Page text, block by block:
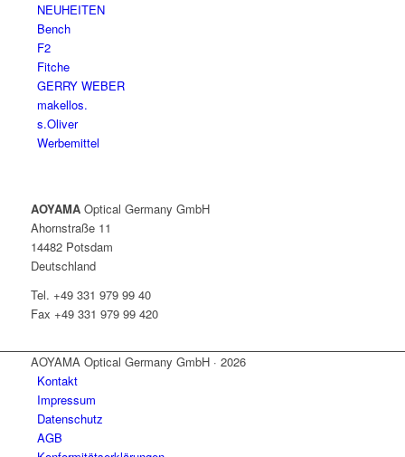
NEUHEITEN
Bench
F2
Fitche
GERRY WEBER
makellos.
s.Oliver
Werbemittel
AOYAMAOptical Germany GmbH
Ahornstraße 11
14482 Potsdam
Deutschland
Tel. +49 331 979 99 40
Fax +49 331 979 99 420
AOYAMA Optical Germany GmbH · 2026
Kontakt
Impressum
Datenschutz
AGB